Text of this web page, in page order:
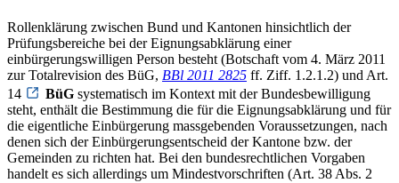
Rollenklärung zwischen Bund und Kantonen hinsichtlich der
Prüfungsbereiche bei der Eignungsabklärung einer
einbürgerungswilligen Person besteht (Botschaft vom 4. März 2011
zur Totalrevision des BüG, BBl 2011 2825 ff. Ziff. 1.2.1.2) und Art.
14
BüG systematisch im Kontext mit der Bundesbewilligung
steht, enthält die Bestimmung die für die Eignungsabklärung und für
die eigentliche Einbürgerung massgebenden Voraussetzungen, nach
denen sich der Einbürgerungsentscheid der Kantone bzw. der
Gemeinden zu richten hat. Bei den bundesrechtlichen Vorgaben
handelt es sich allerdings um Mindestvorschriften (Art. 38 Abs. 2